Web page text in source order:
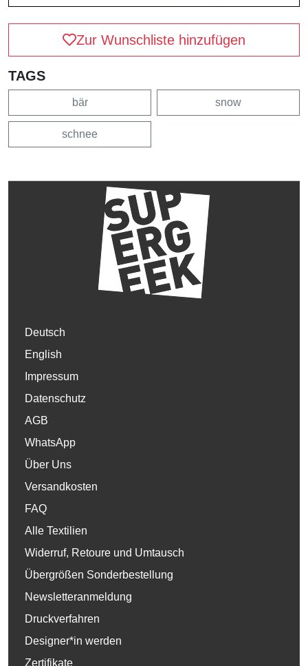
Zur Wunschliste hinzufügen
TAGS
bär snow
schnee
Deutsch
English
Impressum
Datenschutz
AGB
WhatsApp
Über Uns
Versandkosten
FAQ
Alle Textilien
Widerruf, Retoure und Umtausch
Übergrößen Sonderbestellung
Newsletteranmeldung
Druckverfahren
Designer*in werden
Zertifikate